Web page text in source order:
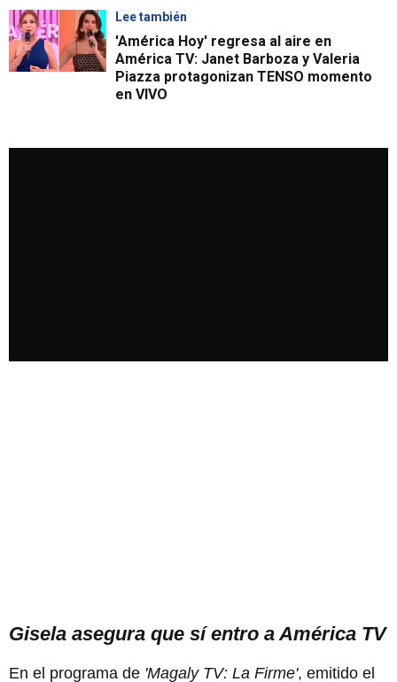
Lee también
'América Hoy' regresa al aire en
América TV: Janet Barboza y Valeria
Piazza protagonizan TENSO momento
en VIVO
Gisela asegura que sí entro a América TV
En el programa de 'Magaly TV: La Firme', emitido el